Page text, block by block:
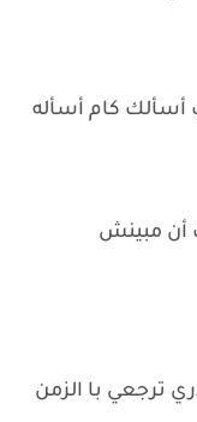
أسألك كام أسأله
أن مبينش
ترجعي با الزمن